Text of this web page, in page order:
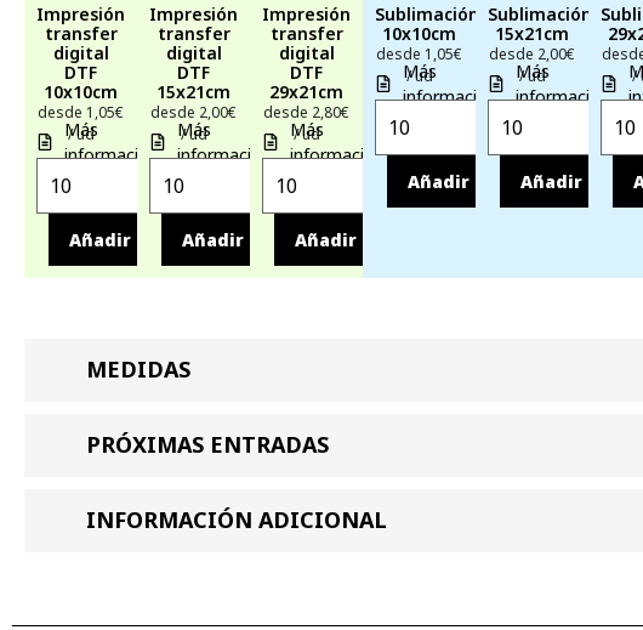
Impresión
transfer
digital
DTF
10x10cm
desde 1,05€
/ ud
Más
información
Añadir
Impresión
transfer
digital
DTF
15x21cm
desde 2,00€
/ ud
Más
información
Añadir
Impresión
transfer
digital
DTF
29x21cm
desde 2,80€
/ ud
Más
información
Añadir
Sublimación
10x10cm
desde 1,05€
/ ud
Más
información
Añadir
Sublimación
15x21cm
desde 2,00€
/ ud
Más
información
Añadir
/
MEDIDAS
PRÓXIMAS ENTRADAS
INFORMACIÓN ADICIONAL